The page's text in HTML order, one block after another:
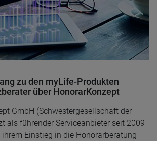
zu den myLife-Produkten
über HonorarKonzept
GmbH (Schwestergesellschaft der
als führender Serviceanbieter seit 2009
Einstieg in die Honorarberatung